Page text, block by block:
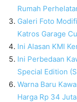
Rumah
Galeri Foto
Katros Garage
Ini Alasan KMI
Ini Perbedaan
Special Edition
Warna Baru
Harga Rp 34